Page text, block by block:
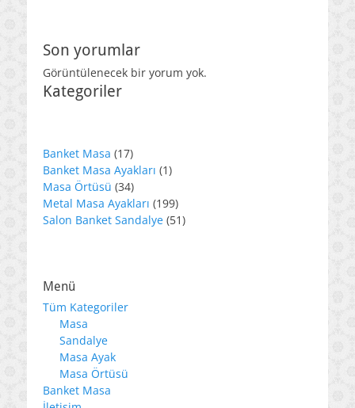
Son yorumlar
Görüntülenecek bir yorum yok.
Kategoriler
Banket Masa 1717
ürün
Banket Masa Ayakları 11
Masa Örtüsü 3434
ürün
Metal Masa Ayakları 199199
ürün
Salon Banket Sandalye 5151
Menü
Tüm Kategoriler
Masa
Sandalye
Masa Ayak
Masa Örtüsü
Banket Masa